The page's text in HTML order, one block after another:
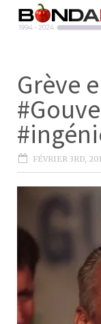
Grève
FÉVRIER 3RD,